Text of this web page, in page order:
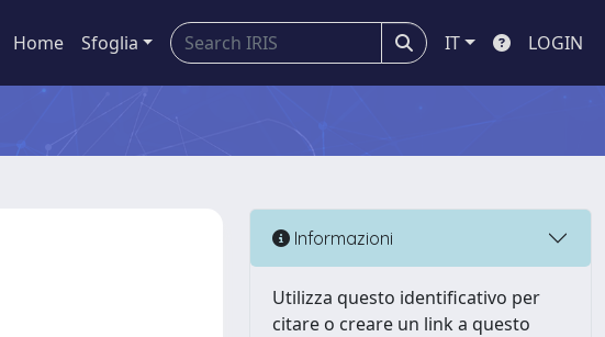
Home Sfoglia IT LOGIN
Informazioni
Utilizza questo identificativo per
citare o creare un link a questo